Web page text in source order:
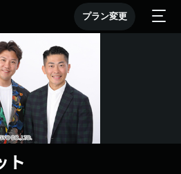
プラン変更
ト